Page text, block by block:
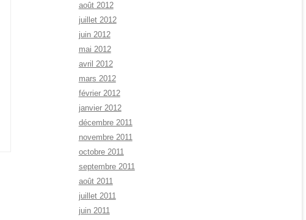
août 2012
juillet 2012
juin 2012
mai 2012
avril 2012
mars 2012
février 2012
janvier 2012
décembre 2011
novembre 2011
octobre 2011
septembre 2011
août 2011
juillet 2011
juin 2011